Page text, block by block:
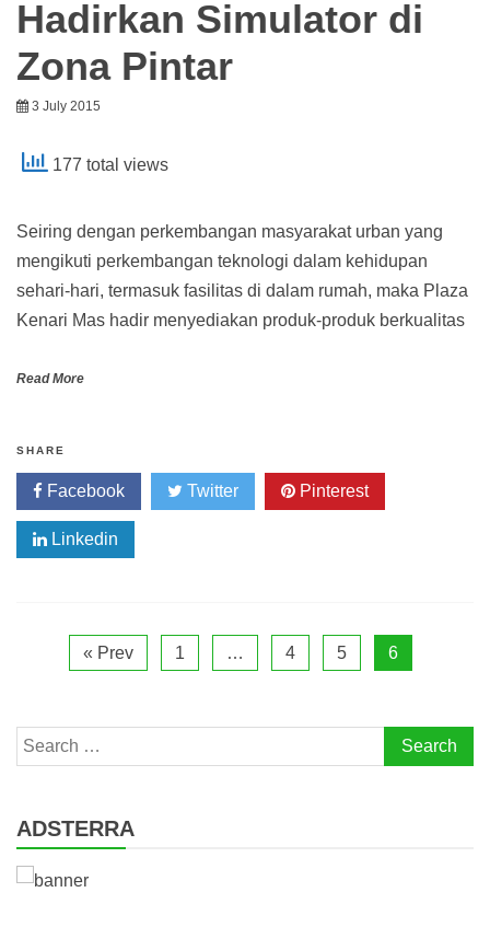
Hadirkan Simulator di
Zona Pintar
3 July 2015
177 total views
Seiring dengan perkembangan masyarakat urban yang
mengikuti perkembangan teknologi dalam kehidupan
sehari-hari, termasuk fasilitas di dalam rumah, maka Plaza
Kenari Mas hadir menyediakan produk-produk berkualitas
Read More
SHARE
Facebook Twitter Pinterest
Linkedin
« Prev 1 … 4 5 6
Search
for:
ADSTERRA